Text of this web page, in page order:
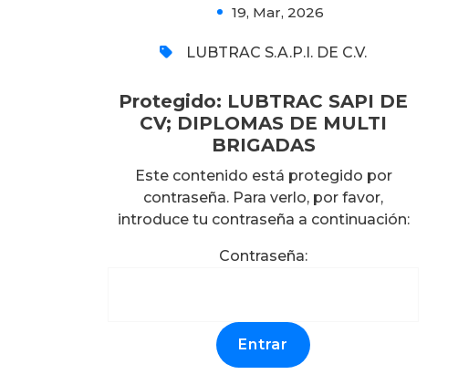
19, Mar, 2026
LUBTRAC S.A.P.I. DE C.V.
Protegido: LUBTRAC SAPI DE
CV; DIPLOMAS DE MULTI
BRIGADAS
Este contenido está protegido por
contraseña. Para verlo, por favor,
introduce tu contraseña a continuación:
Contraseña:
Protegido: PASEOS DE
LOS VIRREYES 65,
CAPACITACIÓN A
BRIGADAS DE